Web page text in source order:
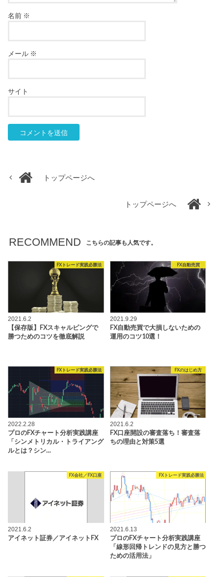
名前 ※
メール ※
サイト
トップページへ
トップページへ
RECOMMEND こちらの記事も人気です。
FXトレード実践必勝法
2021.6.2
【保存版】FXスキャルピングで
勝つためのコツを徹底解説
FX自動売買
2021.9.29
FX自動売買で大損しないための
運用のコツ10選！
FXトレード実践必勝法
2022.2.28
プロのFXチャート分析実践講座
「シンメトリカル・トライアング
ルとは？シン…
FXのはじめ方
2021.6.2
FX口座開設の審査落ち！審査落
ちの理由と対策5選
FX会社／FX口座
2021.6.2
アイネット証券／アイネットFX
FXトレード実践必勝法
2021.6.13
プロのFXチャート分析実践講座
「線形回帰トレンドの見方と勝つ
ための活用法」